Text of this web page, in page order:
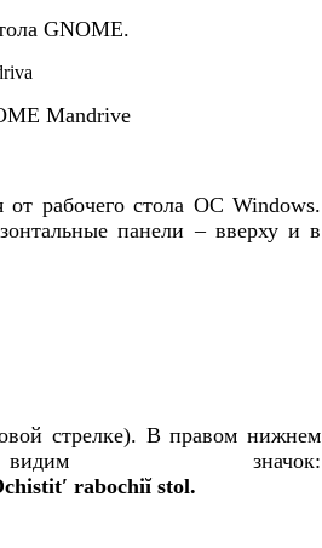
GNOME.
Mandrive
от рабочего стола ОС Windows.
панели – вверху и в
стрелке). В правом нижнем
значок:
.